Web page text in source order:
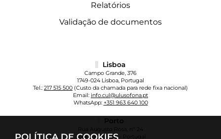
Relatórios
Validação de documentos
Lisboa
Campo Grande, 376
1749-024 Lisboa, Portugal
Tel.: 217 515 500 (Custo da chamada para rede fixa nacional)
Email: info.cul@ulusofona.pt
WhatsApp: +351 963 640 100
Porto
Rua Augusto Rosa, nº 24
4000-098 Porto - Portugal